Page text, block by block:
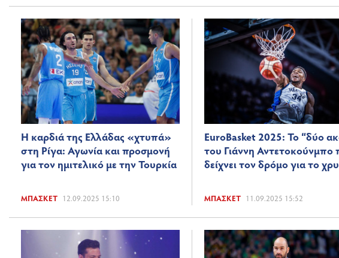
Η καρδιά της Ελλάδας «χτυπά»
στη Ρίγα: Αγωνία και προσμονή
για τον ημιτελικό με την Τουρκία
ΜΠΆΣΚΕΤ 12.09.2025 15:10
EuroBasket 2025: Το “δύο
του Γιάννη Αντετοκούνμπο
δείχνει τον δρόμο για το
ΜΠΆΣΚΕΤ 11.09.2025 15:52